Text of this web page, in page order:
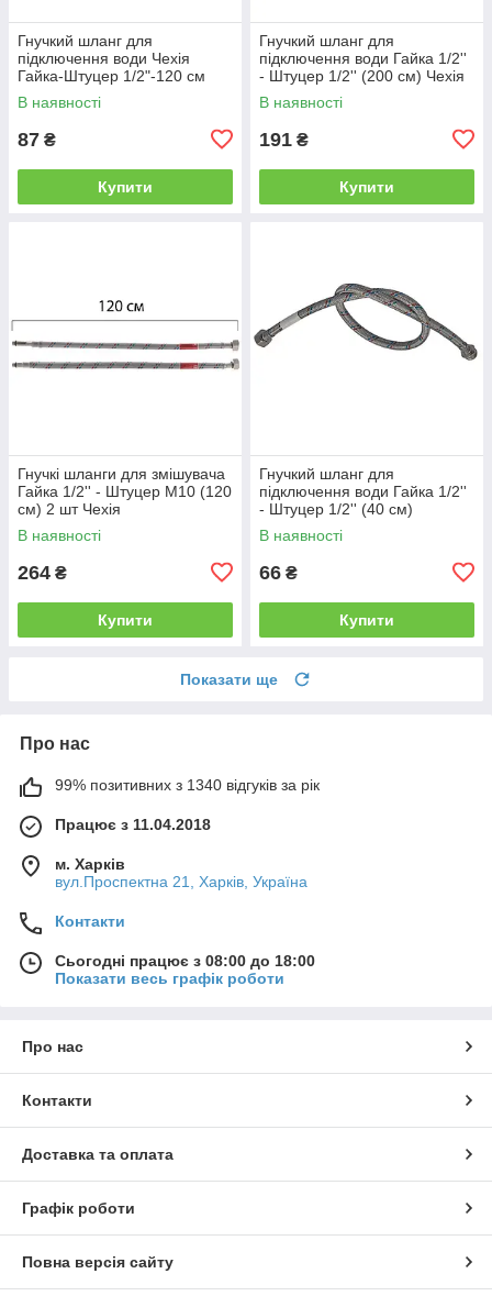
Гнучкий шланг для
підключення води Чехія
Гайка-Штуцер 1/2"-120 см
(нейлонова оплетка)
В наявності
87 ₴
Купити
Гнучкий шланг для
підключення води Гайка 1/2''
- Штуцер 1/2'' (200 см) Чехія
В наявності
191 ₴
Купити
Гнучкі шланги для змішувача
Гайка 1/2'' - Штуцер M10 (120
см) 2 шт Чехія
В наявності
264 ₴
Купити
Гнучкий шланг для
підключення води Гайка 1/2''
- Штуцер 1/2'' (40 см)
Нержавійка
В наявності
66 ₴
Купити
Показати ще
Про нас
99% позитивних з 1340 відгуків за рік
Працює з 11.04.2018
м. Харків
вул.Проспектна 21, Харків, Україна
Контакти
Сьогодні працює з 08:00 до 18:00
Показати весь графік роботи
Про нас
Контакти
Доставка та оплата
Графік роботи
Повна версія сайту